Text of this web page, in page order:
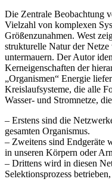
Die Zentrale Beobachtung
Vielzahl von komplexen
Größenzunahmen. West
strukturelle Natur der Netze
untermauern. Der Autor
Kerneigenschaften der
„Organismen“ Energie
Kreislaufsysteme, die alle
Wasser- und Stromnetze,
– Erstens sind die
gesamten Organismus.
– Zweitens sind Endgeräte
in unseren Körpern oder
– Drittens wird in diesen
Selektionsprozess